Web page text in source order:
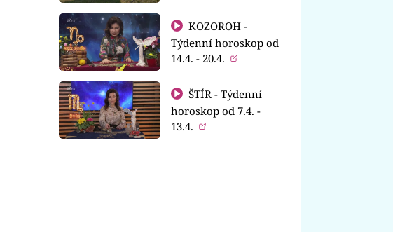
KOZOROH -
Týdenní horoskop od
14.4. - 20.4.
ŠTÍR - Týdenní
horoskop od 7.4. -
13.4.